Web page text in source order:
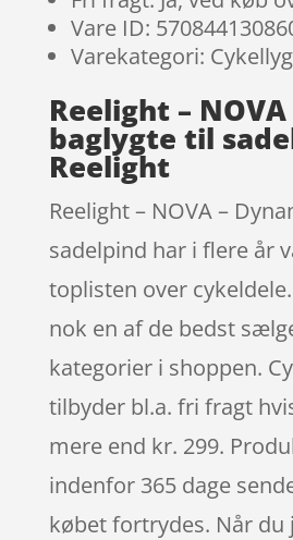
Vare ID:
Varekategori:
Reelight –
baglygte til
Reelight
Reelight – NOVA –
sadelpind har i flere år
toplisten over
nok en af de bedst
kategorier i shoppen.
tilbyder bl.a. fri fragt
mere end kr. 299.
indenfor 365 dage
købet fortrydes. Når du